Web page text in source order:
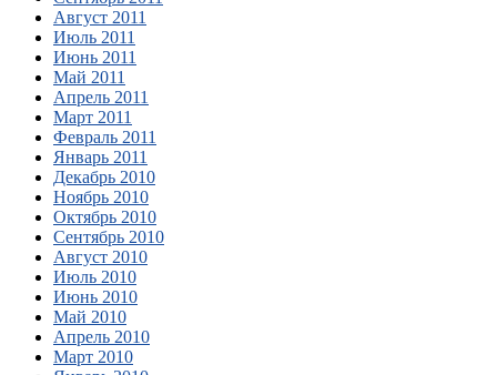
Август 2011
Июль 2011
Июнь 2011
Май 2011
Апрель 2011
Март 2011
Февраль 2011
Январь 2011
Декабрь 2010
Ноябрь 2010
Октябрь 2010
Сентябрь 2010
Август 2010
Июль 2010
Июнь 2010
Май 2010
Апрель 2010
Март 2010